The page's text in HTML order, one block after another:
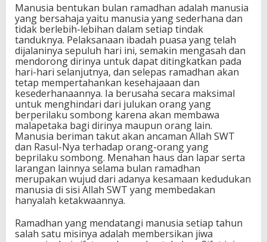
Manusia bentukan bulan ramadhan adalah manusia
yang bersahaja yaitu manusia yang sederhana dan
tidak berlebih-lebihan dalam setiap tindak
tanduknya. Pelaksanaan ibadah puasa yang telah
dijalaninya sepuluh hari ini, semakin mengasah dan
mendorong dirinya untuk dapat ditingkatkan pada
hari-hari selanjutnya, dan selepas ramadhan akan
tetap mempertahankan kesehajaaan dan
kesederhanaannya. Ia berusaha secara maksimal
untuk menghindari dari julukan orang yang
berperilaku sombong karena akan membawa
malapetaka bagi dirinya maupun orang lain.
Manusia beriman takut akan ancaman Allah SWT
dan Rasul-Nya terhadap orang-orang yang
beprilaku sombong. Menahan haus dan lapar serta
larangan lainnya selama bulan ramadhan
merupakan wujud dari adanya kesamaan kedudukan
manusia di sisi Allah SWT yang membedakan
hanyalah ketakwaannya.
Ramadhan yang mendatangi manusia setiap tahun
salah satu misinya adalah membersikan jiwa